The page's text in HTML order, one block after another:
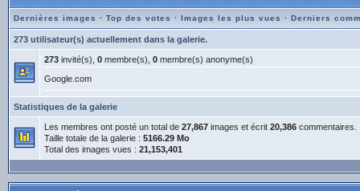
Dernières images · Top des votes · Images les plus vues · Derniers
273 utilisateur(s) actuellement dans la galerie.
273invité(s), 0membre(s), 0membre(s) anonyme(s)
Google.com
Statistiques de la galerie
Les membres ont posté un total de 27,867images et écrit 20,386commentaires.
Taille totale de la galerie : 5166.29 Mo
Total des images vues : 21,153,401